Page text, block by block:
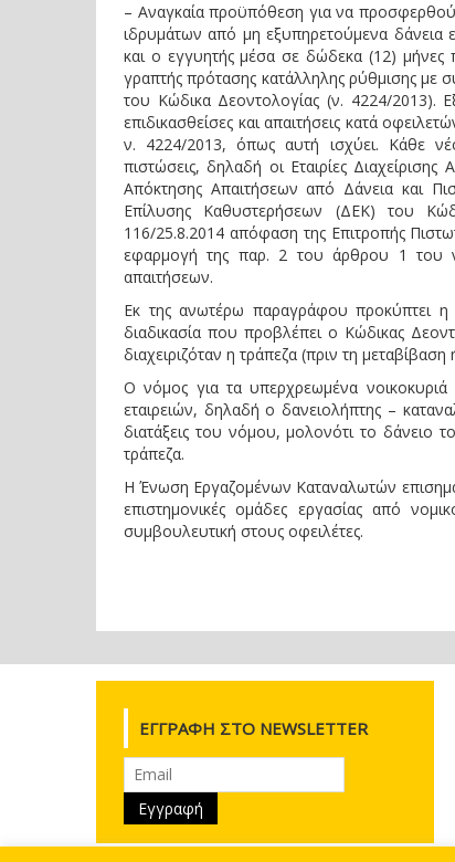
– Αναγκαία προϋπόθεση για να
ιδρυμάτων από μη εξυπηρετούμενα δάνεια
και ο εγγυητής μέσα σε δώδεκα (12) μήνες
γραπτής πρότασης κατάλληλης ρύθμισης με
του Κώδικα Δεοντολογίας (ν. 4224/2013).
επιδικασθείσες και απαιτήσεις κατά
ν. 4224/2013, όπως αυτή ισχύει. Κάθε
πιστώσεις, δηλαδή οι Εταιρίες
Απόκτησης Απαιτήσεων από Δάνεια και
Επίλυσης Καθυστερήσεων (ΔΕΚ) του
116/25.8.2014 απόφαση της Επιτροπής
εφαρμογή της παρ. 2 του άρθρου 1 του ν.
απαιτήσεων.
Εκ της ανωτέρω παραγράφου προκύπτει η
διαδικασία που προβλέπει ο Κώδικας
διαχειριζόταν η τράπεζα (πριν τη
Ο νόμος για τα υπερχρεωμένα
εταιρειών, δηλαδή ο δανειολήπτης –
διατάξεις του νόμου, μολονότι το δάνειο
τράπεζα.
Η Ένωση Εργαζομένων Καταναλωτών
επιστημονικές ομάδες εργασίας από
συμβουλευτική στους οφειλέτες.
ΕΓΓΡΑΦΉ ΣΤΟ NEWSLETTER